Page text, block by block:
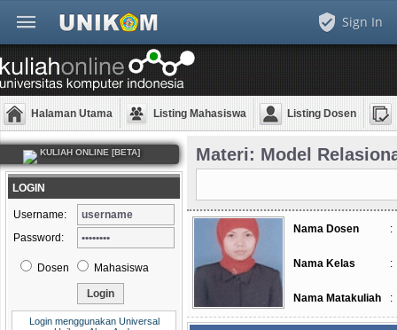
Sign In
Halaman Utama Listing Mahasiswa Listing Dosen
KULIAH ONLINE [BETA]
LOGIN
Username:
Password:
Dosen Mahasiswa
Login menggunakan Universal
Materi: Model
Nama Dosen :
Nama Kelas :
Nama Matakuliah :